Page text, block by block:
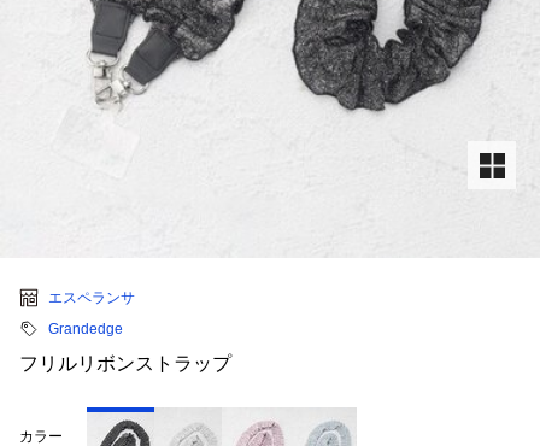
エスペランサ
Grandedge
フリルリボンストラップ
カラー